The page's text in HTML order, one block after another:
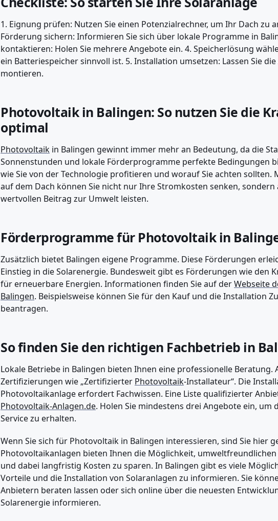
1. Eignung prüfen: Nutzen Sie einen Potenzialrechner, um Ihr Dach zu
Förderung sichern: Informieren Sie sich über lokale Programme in
kontaktieren: Holen Sie mehrere Angebote ein. 4. Speicherlösung
ein Batteriespeicher sinnvoll ist. 5. Installation umsetzen: Lassen Sie
montieren.
Photovoltaik in Balingen: So nutzen Sie die
optimal
Photovoltaik in Balingen gewinnt immer mehr an Bedeutung, da die
Sonnenstunden und lokale Förderprogramme perfekte Bedingungen
wie Sie von der Technologie profitieren und worauf Sie achten sollten.
auf dem Dach können Sie nicht nur Ihre Stromkosten senken, sondern
wertvollen Beitrag zur Umwelt leisten.
Förderprogramme für Photovoltaik in
Zusätzlich bietet Balingen eigene Programme. Diese Förderungen
Einstieg in die Solarenergie. Bundesweit gibt es Förderungen wie den
für erneuerbare Energien. Informationen finden Sie auf derWebseite
Balingen. Beispielsweise können Sie für den Kauf und die Installation
beantragen.
So finden Sie den richtigen Fachbetrieb in
Lokale Betriebe in Balingen bieten Ihnen eine professionelle Beratung.
Zertifizierungen wie „Zertifizierter Photovoltaik-Installateur“. Die
Photovoltaikanlage erfordert Fachwissen. Eine Liste qualifizierter
Photovoltaik-Anlagen.de. Holen Sie mindestens drei Angebote ein, um
Service zu erhalten.
Wenn Sie sich für Photovoltaik in Balingen interessieren, sind Sie hier
Photovoltaikanlagen bieten Ihnen die Möglichkeit,
und dabei langfristig Kosten zu sparen. In Balingen gibt es viele
Vorteile und die Installation von Solaranlagen zu informieren. Sie
Anbietern beraten lassen oder sich online über die neuesten
Solarenergie informieren.